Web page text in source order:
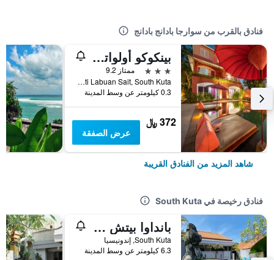
فنادق بالقرب من سوارجا بادانج بادانج
بينكوكو أولواتو - كونستانت سوربريسيز آند فور كول أدالغس فقط
3 نجوم
ممتاز 9.2
Jl.Melasti Labuan Sait, South Kuta, إندونيسيا
0.3 كيلومتر عن وسط المدينة
372 ﷼
عرض الصفقة
شاهد المزيد من الفنادق القريبة
فنادق رخيصة في South Kuta
بانداوا بيتش هوم ستاي
South Kuta, إندونيسيا
6.3 كيلومتر عن وسط المدينة